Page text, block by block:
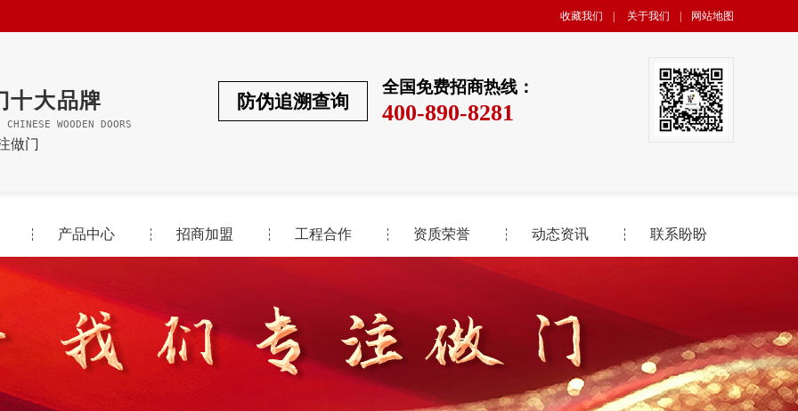
收藏我们 关于我们 网站地图
十大品牌
WOODEN DOORS
做门
全国免费招商热线：
400-890-8281
防伪追溯查询
产品中心 招商加盟 工程合作 资质荣誉 动态资讯 联系盼盼